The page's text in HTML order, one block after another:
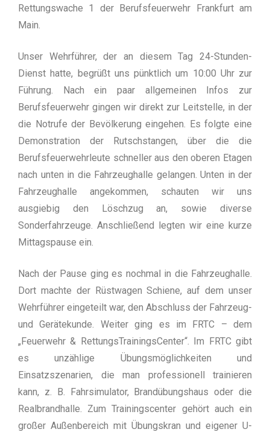
Rettungswache 1 der Berufsfeuerwehr Frankfurt am
Main.
Unser Wehrführer, der an diesem Tag 24-Stunden-
Dienst hatte, begrüßt uns pünktlich um 10:00 Uhr zur
Führung. Nach ein paar allgemeinen Infos zur
Berufsfeuerwehr gingen wir direkt zur Leitstelle, in der
die Notrufe der Bevölkerung eingehen. Es folgte eine
Demonstration der Rutschstangen, über die die
Berufsfeuerwehrleute schneller aus den oberen Etagen
nach unten in die Fahrzeughalle gelangen. Unten in der
Fahrzeughalle angekommen, schauten wir uns
ausgiebig den Löschzug an, sowie diverse
Sonderfahrzeuge. Anschließend legten wir eine kurze
Mittagspause ein.
Nach der Pause ging es nochmal in die Fahrzeughalle.
Dort machte der Rüstwagen Schiene, auf dem unser
Wehrführer eingeteilt war, den Abschluss der Fahrzeug-
und Gerätekunde. Weiter ging es im FRTC – dem
„Feuerwehr & RettungsTrainingsCenter“. Im FRTC gibt
es unzählige Übungsmöglichkeiten und
Einsatzszenarien, die man professionell trainieren
kann, z. B. Fahrsimulator, Brandübungshaus oder die
Realbrandhalle. Zum Trainingscenter gehört auch ein
großer Außenbereich mit Übungskran und eigener U-